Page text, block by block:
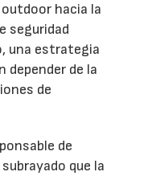
hacia la
seguridad
una estrategia
depender de la
de
de
que la